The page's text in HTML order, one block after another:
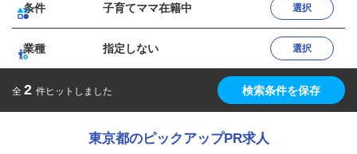
条件 子育てママ在籍中 選択
業種 指定しない 選択
全 2 件ヒットしました 検索条件を保存
東京都のピックアップPR求人